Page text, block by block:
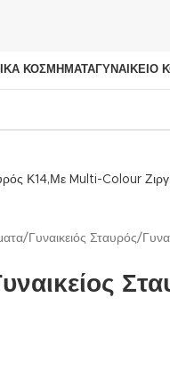
ΚΟΣΜΉΜΑΤΑ ΓΥΝΑΙΚΕΊΟ
Γυναικειός Σταυρός